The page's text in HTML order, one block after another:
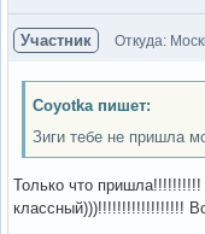
Участник Откуда:
Coyotka пишет:
Зиги тебе не пришла
Только что
классный)))!!!!!!!!!!!!!!!!!!